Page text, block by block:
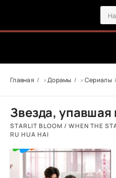
Главная »Дорамы » Сериалы
Звезда,
STARLIT BLOOM / WHEN THE
RU HUA HAI